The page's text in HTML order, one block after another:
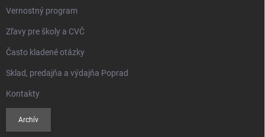
Vernostný program
Zľavy pre školy a CVČ
Často kladené otázky
Sklad, predajňa a výdajňa Poprad
Kontakty
Archív